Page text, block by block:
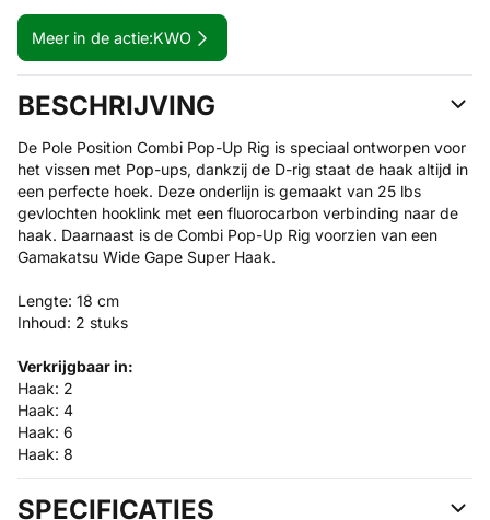
Meer in de actie:KWO
BESCHRIJVING
De Pole Position Combi Pop-Up Rig is speciaal ontworpen voor
het vissen met Pop-ups, dankzij de D-rig staat de haak altijd in
een perfecte hoek. Deze onderlijn is gemaakt van 25 lbs
gevlochten hooklink met een fluorocarbon verbinding naar de
haak. Daarnaast is de Combi Pop-Up Rig voorzien van een
Gamakatsu Wide Gape Super Haak.
Lengte: 18 cm
Inhoud: 2 stuks
Verkrijgbaar in:
Haak: 2
Haak: 4
Haak: 6
Haak: 8
SPECIFICATIES